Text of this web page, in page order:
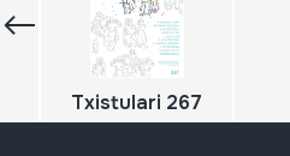
Txistulari 267